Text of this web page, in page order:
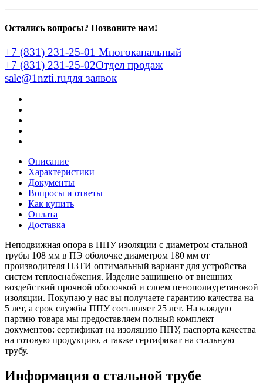
Остались вопросы? Позвоните нам!
+7 (831) 231-25-01 Многоканальный
+7 (831) 231-25-02Отдел продаж
sale@1nzti.ruдля заявок
Описание
Характеристики
Документы
Вопросы и ответы
Как купить
Оплата
Доставка
Неподвижная опора в ППУ изоляции с диаметром стальной
трубы 108 мм в ПЭ оболочке диаметром 180 мм от
производителя НЗТИ оптимальный вариант для устройства
систем теплоснабжения. Изделие защищено от внешних
воздействий прочной оболочкой и слоем пенополиуретановой
изоляции. Покупаю у нас вы получаете гарантию качества на
5 лет, а срок службы ППУ составляет 25 лет. На каждую
партию товара мы предоставляем полный комплект
документов: сертификат на изоляцию ППУ, паспорта качества
на готовую продукцию, а также сертификат на стальную
трубу.
Информация о стальной трубе